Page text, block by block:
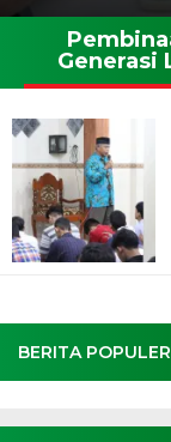
BERITA POPULER
Generasi